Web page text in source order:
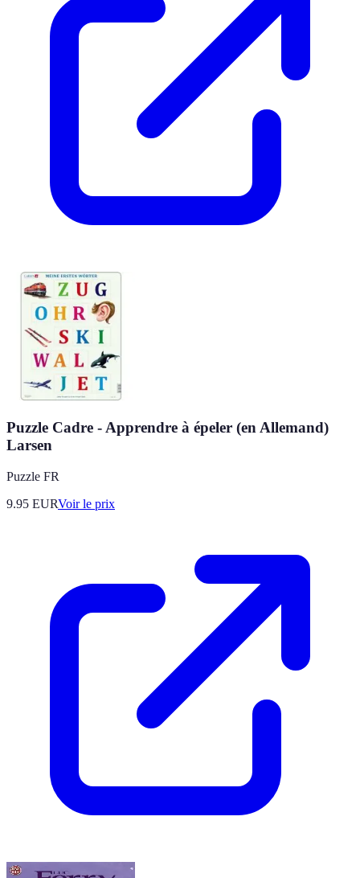
Puzzle Cadre - Apprendre à épeler (en Allemand)
Larsen
Puzzle FR
9.95 EURVoir le prix